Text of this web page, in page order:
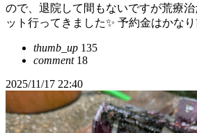
ので、退院して間もないですが荒療
ット行ってきました✨ 予約金はかな
thumb_up 135
comment18
2025/11/17 22:40